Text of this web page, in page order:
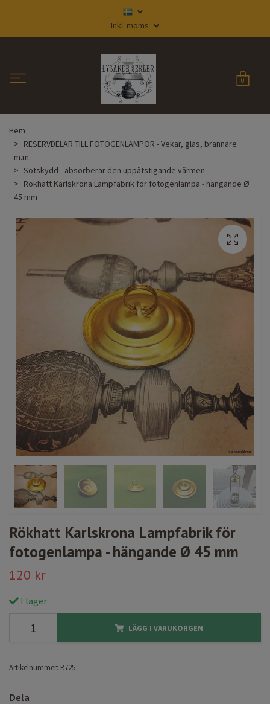
Inkl. moms
0
Hem
RESERVDELAR TILL FOTOGENLAMPOR - Vekar, glas, brännare
m.m.
Sotskydd - absorberar den uppåtstigande värmen
Rökhatt Karlskrona Lampfabrik för fotogenlampa - hängande Ø
45 mm
Rökhatt Karlskrona Lampfabrik för
fotogenlampa - hängande Ø 45 mm
120 kr
I lager
LÄGG I VARUKORGEN
Artikelnummer: R725
Dela